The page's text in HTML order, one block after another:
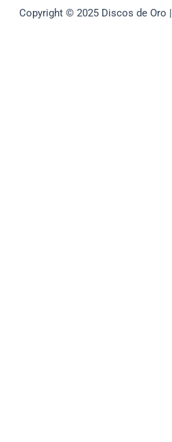
Copyright © 2025 Discos de Oro |